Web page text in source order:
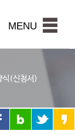
MENU
식(신청서)